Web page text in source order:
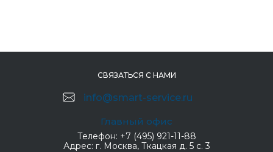
СВЯЗАТЬСЯ С НАМИ
info@smart-service.ru
Главный офис
Телефон: +7 (495) 921-11-88
Адрес: г. Москва, Ткацкая д. 5 с. 3